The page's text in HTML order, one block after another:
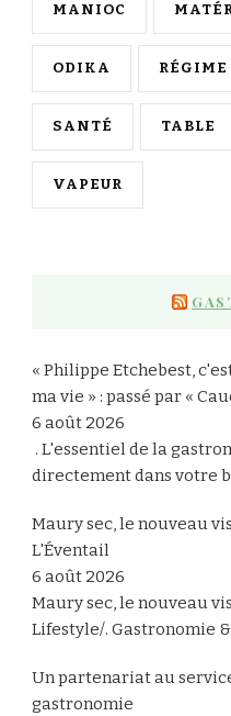
MANIOC
ODIKA
SANTÉ TABLE
VAPEUR
« Philippe Etchebest,
ma vie » : passé par «
6 août 2026
. L'essentiel de la
directement dans votre
Maury sec, le nouveau
L'Éventail
6 août 2026
Maury sec, le nouveau
Lifestyle/. Gastronomie
Un partenariat au
gastronomie